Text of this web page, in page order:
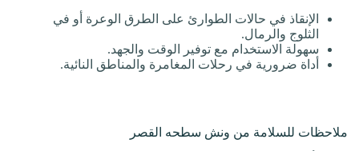
الإنقاذ في حالات الطوارئ على الطرق الوعرة أو في
الثلوج والرمال.
سهولة الاستخدام مع توفير الوقت والجهد.
أداة ضرورية في رحلات المغامرة والمناطق النائية.
ملاحظات للسلامة من ونش سطحه القصر